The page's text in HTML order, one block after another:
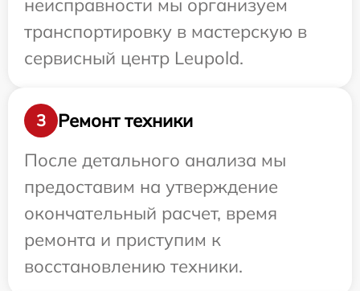
неисправности мы организуем
транспортировку в мастерскую в
сервисный центр Leupold.
3
Ремонт техники
После детального анализа мы
предоставим на утверждение
окончательный расчет, время
ремонта и приступим к
восстановлению техники.